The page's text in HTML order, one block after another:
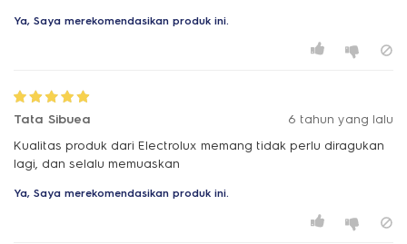
Ya, Saya merekomendasikan produk ini.
Tata Sibuea
6 tahun yang lalu
Kualitas produk dari Electrolux memang tidak perlu diragukan
lagi, dan selalu memuaskan
Ya, Saya merekomendasikan produk ini.